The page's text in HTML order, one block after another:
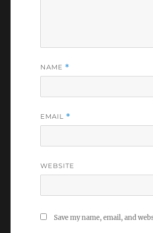
NAME *
EMAIL *
WEBSITE
Save my name, email, and